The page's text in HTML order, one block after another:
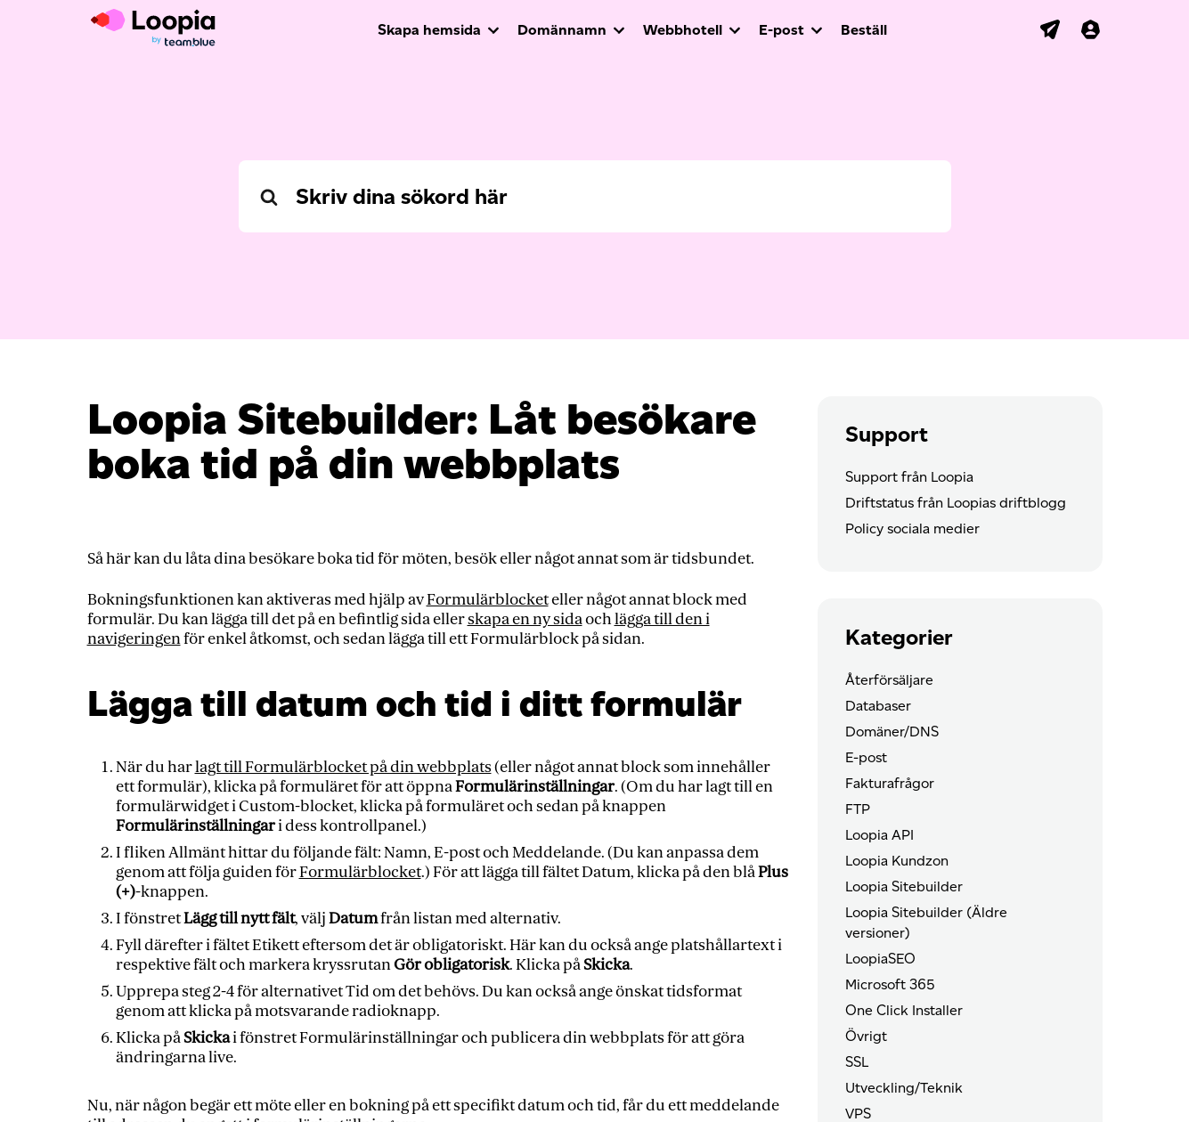
Skapa hemsida Domännamn Webbhotell E-post Beställ
Search
Loopia Sitebuilder: Låt besökare
boka tid på din webbplats
Så här kan du låta dina besökare boka tid för möten, besök eller något annat som är tidsbundet.
Bokningsfunktionen kan aktiveras med hjälp avFormulärblocketeller något annat block med
formulär. Du kan lägga till det på en befintlig sida ellerskapa en ny sidaochlägga till den i
navigeringenför enkel åtkomst, och sedan lägga till ett Formulärblock på sidan.
Lägga till datum och tid i ditt formulär
När du harlagt till Formulärblocket på din webbplats(eller något annat block som innehåller
ett formulär), klicka på formuläret för att öppnaFormulärinställningar. (Om du har lagt till en
formulärwidget i Custom-blocket, klicka på formuläret och sedan på knappen
Formulärinställningari dess kontrollpanel.)
I fliken Allmänt hittar du följande fält: Namn, E-post och Meddelande. (Du kan anpassa dem
genom att följa guiden förFormulärblocket.) För att lägga till fältet Datum, klicka på den blåPlus
(+)-knappen.
I fönstretLägg till nytt fält, väljDatumfrån listan med alternativ.
Fyll därefter i fältet Etikett eftersom det är obligatoriskt. Här kan du också ange platshållartext i
respektive fält och markera kryssrutanGör obligatorisk. Klicka påSkicka.
Upprepa steg 2-4 för alternativet Tid om det behövs. Du kan också ange önskat tidsformat
genom att klicka på motsvarande radioknapp.
Klicka påSkickai fönstret Formulärinställningar och publicera din webbplats för att göra
ändringarna live.
Nu, när någon begär ett möte eller en bokning på ett specifikt datum och tid, får du ett meddelande
Support
Support från Loopia
Driftstatus från Loopias driftblogg
Policy sociala medier
Kategorier
Återförsäljare
Databaser
Domäner/DNS
E-post
Fakturafrågor
FTP
Loopia API
Loopia Kundzon
Loopia Sitebuilder
Loopia Sitebuilder (Äldre
versioner)
LoopiaSEO
Microsoft 365
One Click Installer
Övrigt
SSL
Utveckling/Teknik
VPS